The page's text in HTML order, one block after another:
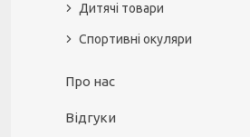
Дитячі товари
Спортивні окуляри
Про нас
Відгуки